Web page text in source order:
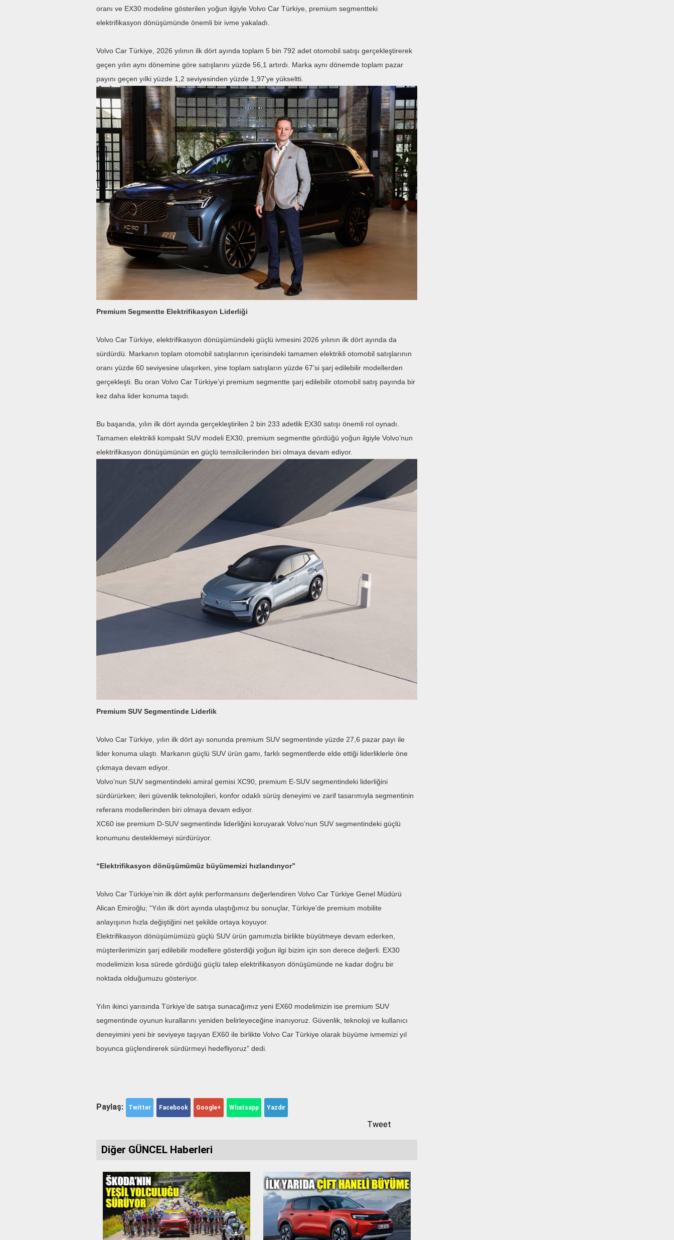
oranı ve EX30 modeline gösterilen yoğun ilgiyle Volvo Car Türkiye, premium segmentteki
elektrifikasyon dönüşümünde önemli bir ivme yakaladı.
Volvo Car Türkiye, 2026 yılının ilk dört ayında toplam 5 bin 792 adet otomobil satışı gerçekleştirerek
geçen yılın aynı dönemine göre satışlarını yüzde 56,1 artırdı. Marka aynı dönemde toplam pazar
payını geçen yılki yüzde 1,2 seviyesinden yüzde 1,97’ye yükseltti.
Premium Segmentte Elektrifikasyon Liderliği
Volvo Car Türkiye, elektrifikasyon dönüşümündeki güçlü ivmesini 2026 yılının ilk dört ayında da
sürdürdü. Markanın toplam otomobil satışlarının içerisindeki tamamen elektrikli otomobil satışlarının
oranı yüzde 60 seviyesine ulaşırken, yine toplam satışların yüzde 67’si şarj edilebilir modellerden
gerçekleşti. Bu oran Volvo Car Türkiye’yi premium segmentte şarj edilebilir otomobil satış payında bir
kez daha lider konuma taşıdı.
Bu başarıda, yılın ilk dört ayında gerçekleştirilen 2 bin 233 adetlik EX30 satışı önemli rol oynadı.
Tamamen elektrikli kompakt SUV modeli EX30, premium segmentte gördüğü yoğun ilgiyle Volvo’nun
elektrifikasyon dönüşümünün en güçlü temsilcilerinden biri olmaya devam ediyor.
Premium SUV Segmentinde Liderlik
Volvo Car Türkiye, yılın ilk dört ayı sonunda premium SUV segmentinde yüzde 27,6 pazar payı ile
lider konuma ulaştı. Markanın güçlü SUV ürün gamı, farklı segmentlerde elde ettiği liderliklerle öne
çıkmaya devam ediyor.
Volvo’nun SUV segmentindeki amiral gemisi XC90, premium E-SUV segmentindeki liderliğini
sürdürürken; ileri güvenlik teknolojileri, konfor odaklı sürüş deneyimi ve zarif tasarımıyla segmentinin
referans modellerinden biri olmaya devam ediyor.
XC60 ise premium D-SUV segmentinde liderliğini koruyarak Volvo’nun SUV segmentindeki güçlü
konumunu desteklemeyi sürdürüyor.
“Elektrifikasyon dönüşümümüz büyümemizi hızlandırıyor”
Volvo Car Türkiye’nin ilk dört aylık performansını değerlendiren Volvo Car Türkiye Genel Müdürü
Alican Emiroğlu; “Yılın ilk dört ayında ulaştığımız bu sonuçlar, Türkiye’de premium mobilite
anlayışının hızla değiştiğini net şekilde ortaya koyuyor.
Elektrifikasyon dönüşümümüzü güçlü SUV ürün gamımızla birlikte büyütmeye devam ederken,
müşterilerimizin şarj edilebilir modellere gösterdiği yoğun ilgi bizim için son derece değerli. EX30
modelimizin kısa sürede gördüğü güçlü talep elektrifikasyon dönüşümünde ne kadar doğru bir
noktada olduğumuzu gösteriyor.
Yılın ikinci yarısında Türkiye’de satışa sunacağımız yeni EX60 modelimizin ise premium SUV
segmentinde oyunun kurallarını yeniden belirleyeceğine inanıyoruz. Güvenlik, teknoloji ve kullanıcı
deneyimini yeni bir seviyeye taşıyan EX60 ile birlikte Volvo Car Türkiye olarak büyüme ivmemizi yıl
boyunca güçlendirerek sürdürmeyi hedefliyoruz” dedi.
Paylaş: Twitter Facebook Google+ Whatsapp Yazdır
Tweet
Diğer GÜNCEL Haberleri